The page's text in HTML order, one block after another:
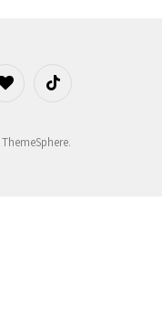
BlogLovinTikTok
ThemeSphere.